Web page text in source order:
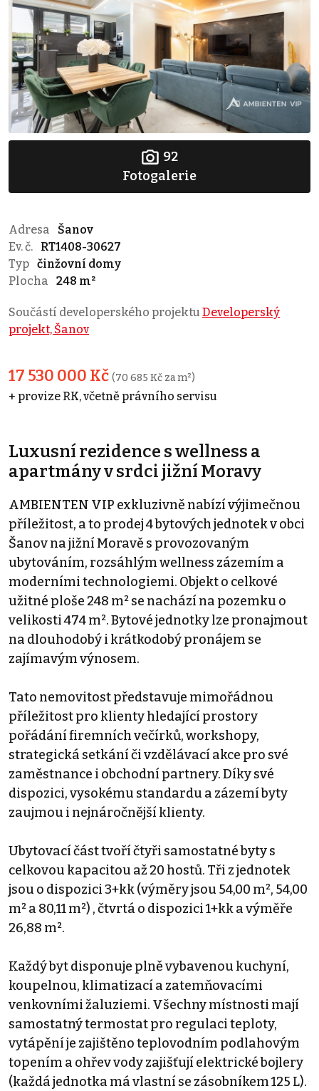
92
Fotogalerie
Adresa
Šanov
Ev. č.
RT1408-30627
Typ činžovní domy
Plocha
248 m²
Součástí developerského projektu Developerský
projekt, Šanov
17 530 000 Kč (70 685 Kč za m²)
+ provize RK, včetně právního servisu
Luxusní rezidence s wellness a
apartmány v srdci jižní Moravy
AMBIENTEN VIP exkluzivně nabízí výjimečnou
příležitost, a to prodej 4 bytových jednotek v obci
Šanov na jižní Moravě s provozovaným
ubytováním, rozsáhlým wellness zázemím a
moderními technologiemi. Objekt o celkové
užitné ploše 248 m² se nachází na pozemku o
velikosti 474 m². Bytové jednotky lze pronajmout
na dlouhodobý i krátkodobý pronájem se
zajímavým výnosem.
Tato nemovitost představuje mimořádnou
příležitost pro klienty hledající prostory
pořádání firemních večírků, workshopy,
strategická setkání či vzdělávací akce pro své
zaměstnance i obchodní partnery. Díky své
dispozici, vysokému standardu a zázemí byty
zaujmou i nejnáročnější klienty.
Ubytovací část tvoří čtyři samostatné byty s
celkovou kapacitou až 20 hostů. Tři z jednotek
jsou o dispozici 3+kk (výměry jsou 54,00 m², 54,00
m² a 80,11 m²) , čtvrtá o dispozici 1+kk a výměře
26,88 m².
Každý byt disponuje plně vybavenou kuchyní,
koupelnou, klimatizací a zatemňovacími
venkovními žaluziemi. Všechny místnosti mají
samostatný termostat pro regulaci teploty,
vytápění je zajištěno teplovodním podlahovým
topením a ohřev vody zajišťují elektrické bojlery
(každá jednotka má vlastní se zásobníkem 125 L).